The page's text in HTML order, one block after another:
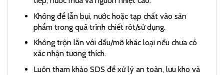
Không để lẫn bụi, nước hoặc tạp chất vào sản
phẩm trong quá trình chiết rót/sử dụng.
Không trộn lẫn với dầu/mỡ khác loại nếu chưa có
xác nhận tương thích.
Luôn tham khảo SDS để xử lý an toàn, lưu kho và